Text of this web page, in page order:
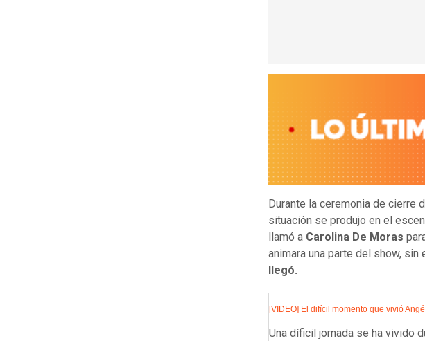
Durante la ceremonia de cierre
situación se produjo en el
llamó a Carolina De Moras
animara una parte del show, sin
llegó.
[VIDEO] El difícil momento que vivió
Una díficil jornada se ha vivido